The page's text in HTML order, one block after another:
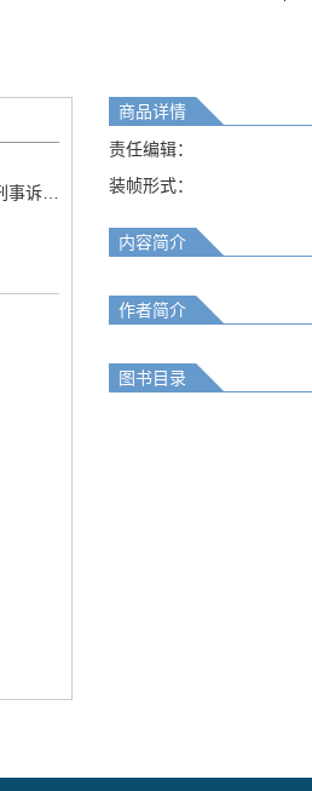
商品详情
责任编辑：
装帧形式：
内容简介
作者简介
图书目录